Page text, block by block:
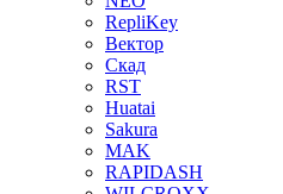
RepliKey
Вектор
Скад
RST
Huatai
Sakura
MAK
RAPIDASH